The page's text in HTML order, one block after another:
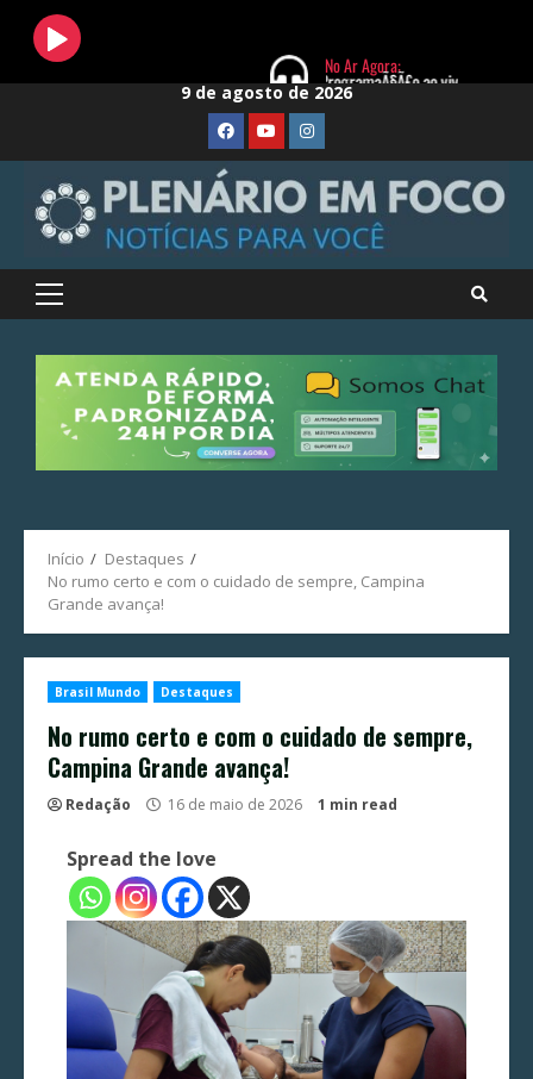
Skip
9 de agosto de 2026
FaceBook
YoutubeInstagram
Primary
Início
Destaques
No rumo certo e com o cuidado de sempre, Campina
Grande avança!
Brasil Mundo Destaques
No rumo certo e com o cuidado de sempre,
Campina Grande avança!
Redação 16 de maio de 2026 1 min read
Spread the love